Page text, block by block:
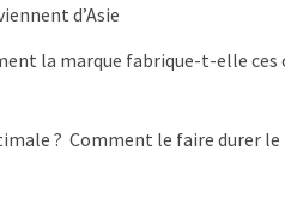
d’Asie
la marque fabrique-t-elle ces
? Comment le faire durer le